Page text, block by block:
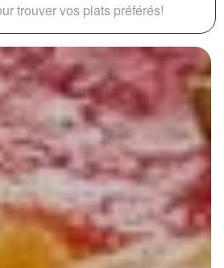
trouver vos plats préférés!